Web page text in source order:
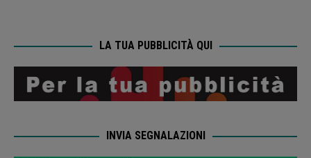
LA TUA PUBBLICITÀ QUI
INVIA SEGNALAZIONI